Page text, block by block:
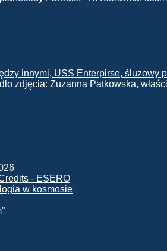
w kosmosie